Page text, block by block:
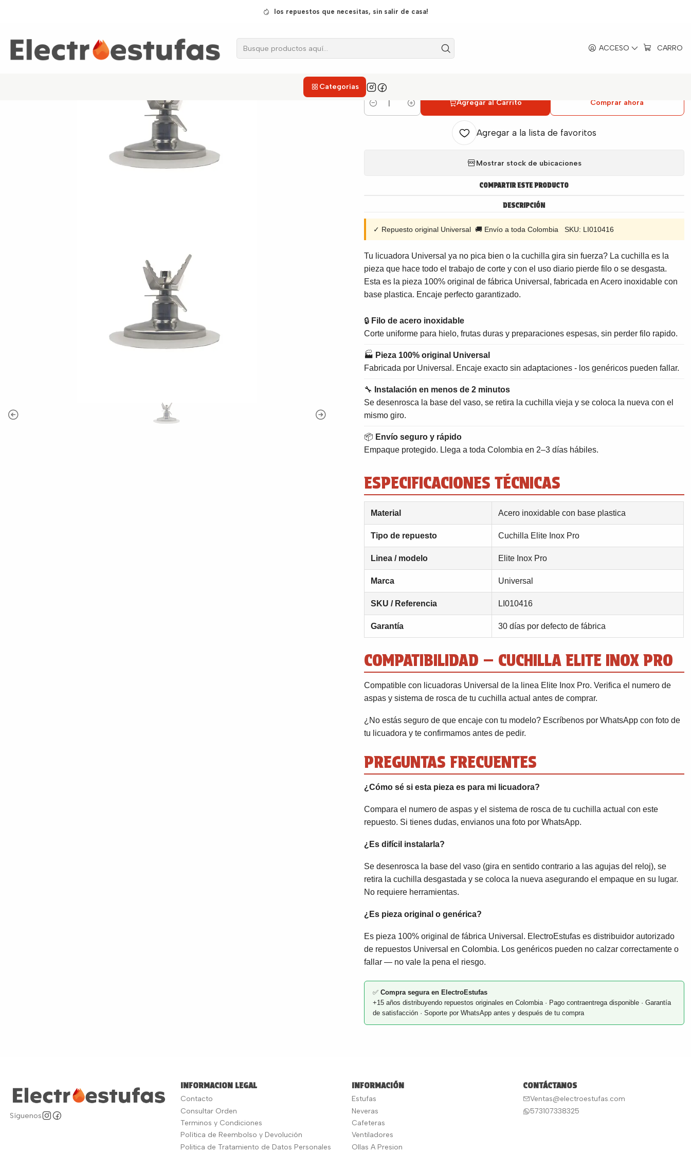
ACCESO CARRO
Categorías
los repuestos que necesitas, sin salir de casa!
Licuadoras Cuchillas Cuchilla para Licuadora Universal Elite Inox Pro
Cuchilla para Licuadora Universal Elite Inox
Cantidad
Agregar al Carrito Comprar ahora
Agregar a la lista de favoritos
Mostrar stock de ubicaciones
COMPARTIR ESTE PRODUCTO
DESCRIPCIÓN
✓ Repuesto original Universal 🚚 Envío a toda Colombia SKU: LI010416
Tu licuadora Universal ya no pica bien o la cuchilla gira sin fuerza? La cuchilla es la
pieza que hace todo el trabajo de corte y con el uso diario pierde filo o se desgasta.
Esta es la pieza 100% original de fábrica Universal, fabricada en Acero inoxidable con
base plastica. Encaje perfecto garantizado.
🔒 Filo de acero inoxidable
Corte uniforme para hielo, frutas duras y preparaciones espesas, sin perder filo rapido.
🏭 Pieza 100% original Universal
Fabricada por Universal. Encaje exacto sin adaptaciones - los genéricos pueden fallar.
🔧
Instalación en menos de 2 minutos
Se desenrosca la base del vaso, se retira la cuchilla vieja y se coloca la nueva con el
mismo giro.
📦 Envío seguro y rápido
Empaque protegido. Llega a toda Colombia en 2–3 días hábiles.
ESPECIFICACIONES TÉCNICAS
Material Acero inoxidable con base plastica
Tipo de repuesto Cuchilla Elite Inox Pro
Linea / modelo Elite Inox Pro
Marca Universal
SKU / Referencia LI010416
Garantía 30 días por defecto de fábrica
COMPATIBILIDAD — CUCHILLA ELITE INOX PRO
Compatible con licuadoras Universal de la linea Elite Inox Pro. Verifica el numero de
aspas y sistema de rosca de tu cuchilla actual antes de comprar.
¿No estás seguro de que encaje con tu modelo? Escríbenos por WhatsApp con foto de
tu licuadora y te confirmamos antes de pedir.
PREGUNTAS FRECUENTES
¿Cómo sé si esta pieza es para mi licuadora?
Compara el numero de aspas y el sistema de rosca de tu cuchilla actual con este
repuesto. Si tienes dudas, envianos una foto por WhatsApp.
¿Es difícil instalarla?
Se desenrosca la base del vaso (gira en sentido contrario a las agujas del reloj), se
retira la cuchilla desgastada y se coloca la nueva asegurando el empaque en su lugar.
No requiere herramientas.
¿Es pieza original o genérica?
Es pieza 100% original de fábrica Universal. ElectroEstufas es distribuidor autorizado
de repuestos Universal en Colombia. Los genéricos pueden no calzar correctamente o
fallar — no vale la pena el riesgo.
✅ Compra segura en ElectroEstufas
+15 años distribuyendo repuestos originales en Colombia · Pago contraentrega disponible · Garantía
de satisfacción · Soporte por WhatsApp antes y después de tu compra
Síguenos
INFORMACION LEGAL
Contacto
Consultar Orden
Terminos y Condiciones
Política de Reembolso y Devolución
Politica de Tratamiento de Datos Personales
INFORMACIÓN
Estufas
Neveras
Cafeteras
Ventiladores
Ollas A Presion
CONTÁCTANOS
Ventas@electroestufas.com
573107338325